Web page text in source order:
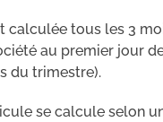
calculée tous les 3
au premier jour
du trimestre).
se calcule selon